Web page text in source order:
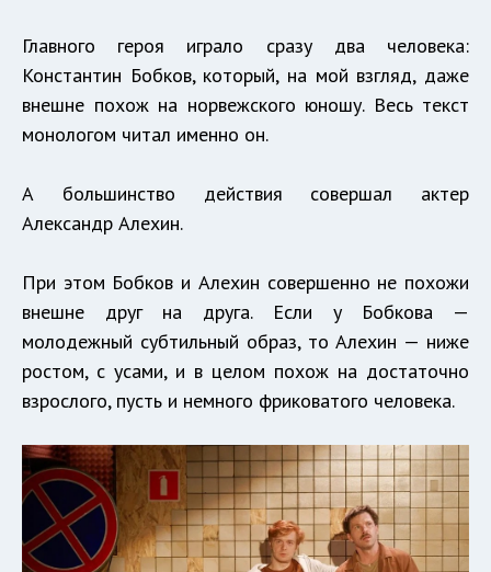
Главного героя играло сразу два человека:
Константин Бобков, который, на мой взгляд, даже
внешне похож на норвежского юношу. Весь текст
монологом читал именно он.
А большинство действия совершал актер
Александр Алехин.
При этом Бобков и Алехин совершенно не похожи
внешне друг на друга. Если у Бобкова —
молодежный субтильный образ, то Алехин — ниже
ростом, с усами, и в целом похож на достаточно
взрослого, пусть и немного фриковатого человека.